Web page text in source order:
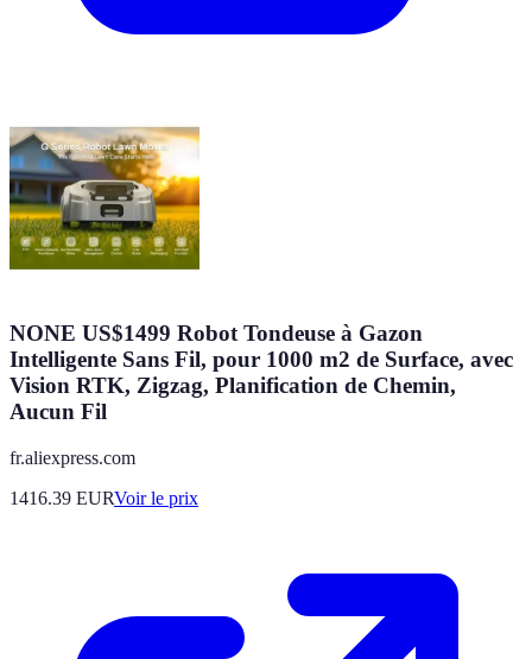
NONE US$1499 Robot Tondeuse à Gazon
Intelligente Sans Fil, pour 1000 m2 de Surface, avec
Vision RTK, Zigzag, Planification de Chemin,
Aucun Fil
fr.aliexpress.com
1416.39 EURVoir le prix